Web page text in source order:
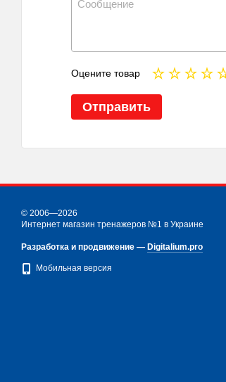
Оцените товар
Отправить
© 2006—2026
Интернет магазин тренажеров №1 в Украине
Разработка и продвижение — Digitalium.pro
Мобильная версия